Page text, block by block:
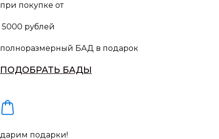
при покупке от
5000 рублей
полноразмерный БАД в подарок
ПОДОБРАТЬ БАДЫ
дарим подарки!